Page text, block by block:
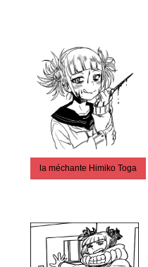
la méchante Himiko Toga